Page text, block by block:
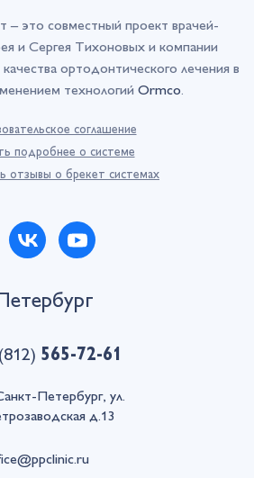
– это совместный проект врачей-
и Сергея Тихоновых и компании
ортодонтического лечения в
технологий Ormco.
соглашение
подробнее о системе
отзывы о брекет системах
565-72-61
Петербург, ул.
д.13